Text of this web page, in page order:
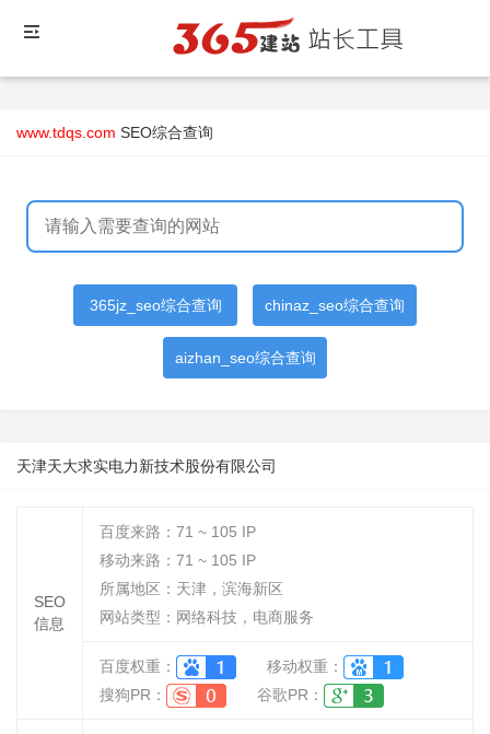
www.tdqs.com SEO综合查询
365jz_seo综合查询 chinaz_seo综合查询
aizhan_seo综合查询
天津天大求实电力新技术股份有限公司
SEO
信息
百度来路： 71 ~ 105 IP
移动来路： 71 ~ 105 IP
所属地区：天津，滨海新区
网站类型：网络科技，电商服务
百度权重：
移动权重：
搜狗PR：
谷歌PR：